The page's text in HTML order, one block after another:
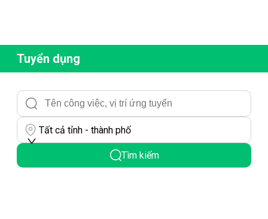
Tuyển dụng
Tất cả tỉnh - thành phố
Tìm kiếm